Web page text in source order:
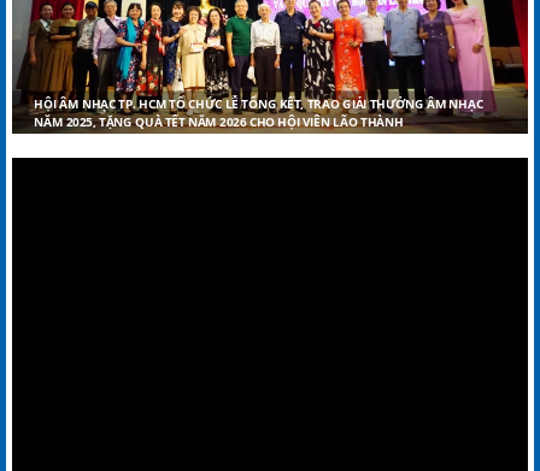
HỘI ÂM NHẠC TP. HCM TỔ CHỨC LỄ TỔNG KẾT, TRAO GIẢI THƯỞNG ÂM NHẠC
NĂM 2025, TẶNG QUÀ TẾT NĂM 2026 CHO HỘI VIÊN LÃO THÀNH